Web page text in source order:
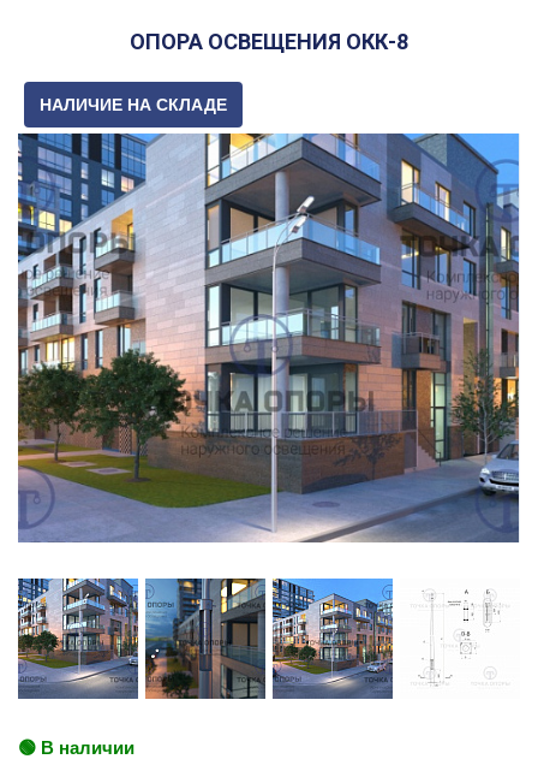
ОПОРА ОСВЕЩЕНИЯ ОКК-8
НАЛИЧИЕ НА СКЛАДЕ
🟢 В наличии